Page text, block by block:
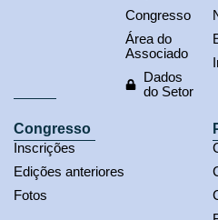
Congresso
Área do
Associado
Dados
do Setor
Congresso
Inscrições
Edições anteriores
Fotos